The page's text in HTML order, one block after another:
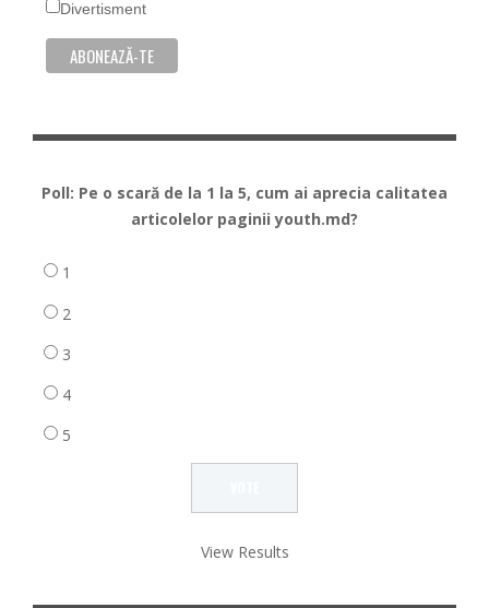
Divertisment
Poll: Pe o scară de la 1 la 5, cum ai aprecia calitatea
articolelor paginii youth.md?
1
2
3
4
5
View Results